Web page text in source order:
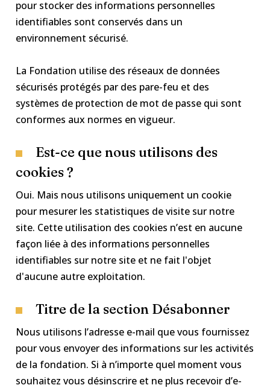
pour stocker des informations personnelles
identifiables sont conservés dans un
environnement sécurisé.
La Fondation utilise des réseaux de données
sécurisés protégés par des pare-feu et des
systèmes de protection de mot de passe qui sont
conformes aux normes en vigueur.
Est-ce que nous utilisons des
cookies ?
Oui. Mais nous utilisons uniquement un cookie
pour mesurer les statistiques de visite sur notre
site. Cette utilisation des cookies n’est en aucune
façon liée à des informations personnelles
identifiables sur notre site et ne fait l'objet
d'aucune autre exploitation.
Titre de la section Désabonner
Nous utilisons l’adresse e-mail que vous fournissez
pour vous envoyer des informations sur les activités
de la fondation. Si à n’importe quel moment vous
souhaitez vous désinscrire et ne plus recevoir d’e-